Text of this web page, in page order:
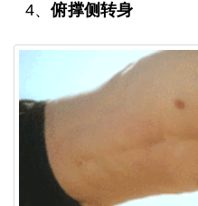
4、俯撑侧转身